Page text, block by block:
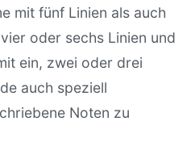
mit fünf Linien als auch
oder sechs Linien und
ein, zwei oder drei
auch speziell
Noten zu